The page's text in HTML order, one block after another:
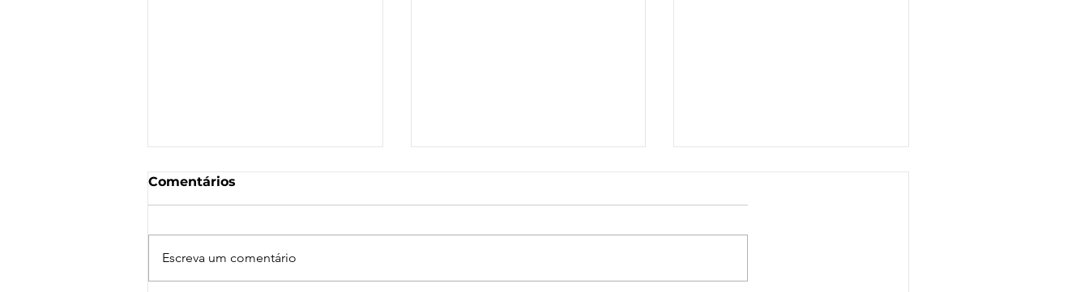
Comentários
Escreva um comentário